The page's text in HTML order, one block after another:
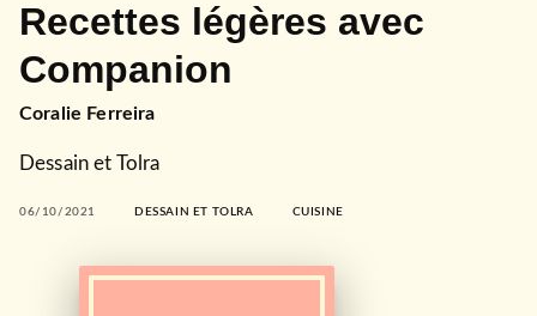
Recettes légères avec
Companion
Coralie Ferreira
Dessain et Tolra
06/10/2021 DESSAIN ET TOLRA CUISINE